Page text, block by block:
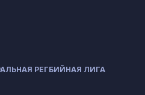
РЕГБИЙНАЯ ЛИГА